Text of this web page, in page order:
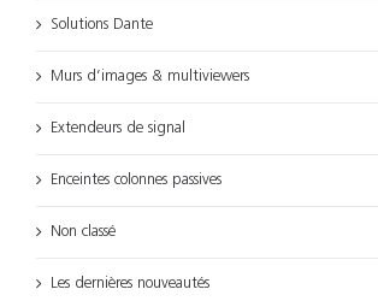
Solutions Dante
Murs d’images & multiviewers
Extendeurs de signal
Enceintes colonnes passives
Non classé
Les dernières nouveautés